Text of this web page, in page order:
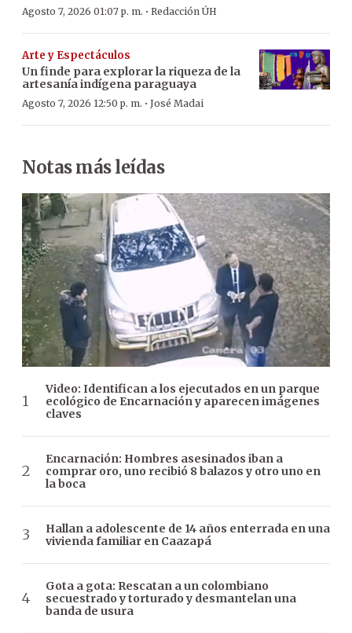
Agosto 7, 2026 01:07 p. m. · Redacción ÚH
Arte y Espectáculos
Un finde para explorar la riqueza de la
artesanía indígena paraguaya
Agosto 7, 2026 12:50 p. m. · José Madai
Notas más leídas
Video: Identifican a los ejecutados en un parque
ecológico de Encarnación y aparecen imágenes
claves
Encarnación: Hombres asesinados iban a
comprar oro, uno recibió 8 balazos y otro uno en
la boca
Hallan a adolescente de 14 años enterrada en una
vivienda familiar en Caazapá
Gota a gota: Rescatan a un colombiano
secuestrado y torturado y desmantelan una
banda de usura